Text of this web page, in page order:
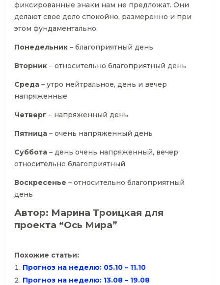
фиксированные знаки нам не предложат. Они
делают свое дело спокойно, размеренно и при
этом фундаментально.
Понедельник – благоприятный день
Вторник – относительно благоприятный день
Среда – утро нейтральное, день и вечер
напряженные
Четверг – напряженный день
Пятница – очень напряженный день
Суббота – день очень напряженный, вечер
относительно благоприятный
Воскресенье – относительно благоприятный
день
Автор: Марина Троицкая для
проекта “Ось Мира”
Похожие статьи:
Прогноз на неделю: 05.10 – 11.10
Прогноз на неделю: 13.08 – 19.08